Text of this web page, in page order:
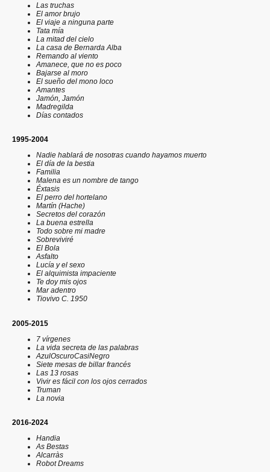
Las truchas
El amor brujo
El viaje a ninguna parte
Tata mía
La mitad del cielo
La casa de Bernarda Alba
Remando al viento
Amanece, que no es poco
Bajarse al moro
El sueño del mono loco
Amantes
Jamón, Jamón
Madregilda
Días contados
1995-2004
Nadie hablará de nosotras cuando hayamos muerto
El día de la bestia
Familia
Malena es un nombre de tango
Éxtasis
El perro del hortelano
Martín (Hache)
Secretos del corazón
La buena estrella
Todo sobre mi madre
Sobreviviré
El Bola
Asfalto
Lucía y el sexo
El alquimista impaciente
Te doy mis ojos
Mar adentro
Tiovivo C. 1950
2005-2015
7 vírgenes
La vida secreta de las palabras
AzulOscuroCasiNegro
Siete mesas de billar francés
Las 13 rosas
Vivir es fácil con los ojos cerrados
Truman
La novia
2016-2024
Handia
As Bestas
Alcarràs
Robot Dreams